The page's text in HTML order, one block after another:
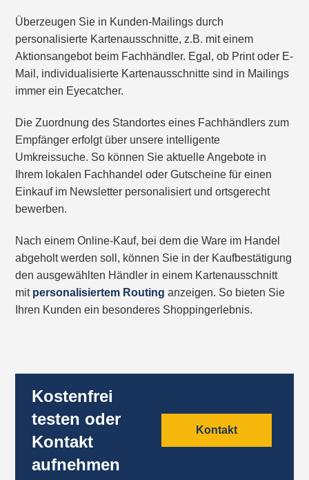
Überzeugen Sie in Kunden-Mailings durch
personalisierte Kartenausschnitte, z.B. mit einem
Aktionsangebot beim Fachhändler. Egal, ob Print oder E-
Mail, individualisierte Kartenausschnitte sind in Mailings
immer ein Eyecatcher.
Die Zuordnung des Standortes eines Fachhändlers zum
Empfänger erfolgt über unsere intelligente
Umkreissuche. So können Sie aktuelle Angebote in
Ihrem lokalen Fachhandel oder Gutscheine für einen
Einkauf im Newsletter personalisiert und ortsgerecht
bewerben.
Nach einem Online-Kauf, bei dem die Ware im Handel
abgeholt werden soll, können Sie in der Kaufbestätigung
den ausgewählten Händler in einem Kartenausschnitt
mit personalisiertem Routing anzeigen. So bieten Sie
Ihren Kunden ein besonderes Shoppingerlebnis.
Kostenfrei
testen oder
Kontakt
aufnehmen
Kontakt